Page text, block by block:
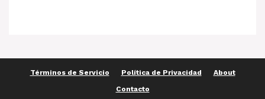
Términos de Servicio Política de Privacidad
About
Contacto